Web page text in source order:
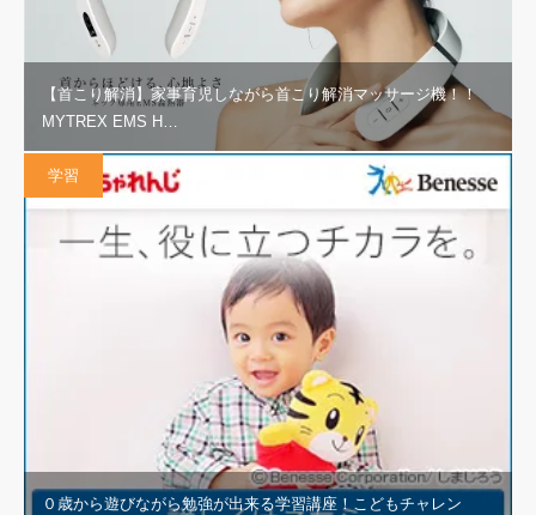
【首こり解消】家事育児しながら首こり解消マッサージ機！！
MYTREX EMS H…
学習
０歳から遊びながら勉強が出来る学習講座！こどもチャレン